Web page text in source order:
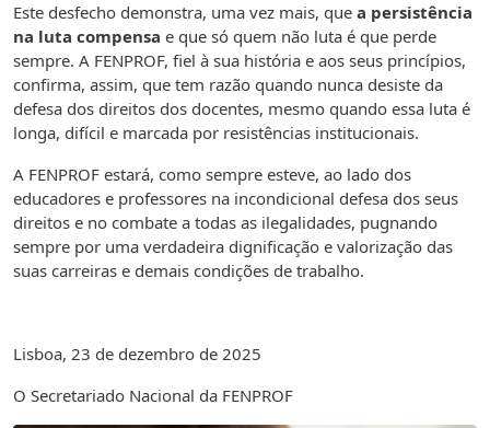
Este desfecho demonstra, uma vez mais, que a persistência
na luta compensa e que só quem não luta é que perde
sempre. A FENPROF, fiel à sua história e aos seus princípios,
confirma, assim, que tem razão quando nunca desiste da
defesa dos direitos dos docentes, mesmo quando essa luta é
longa, difícil e marcada por resistências institucionais.
A FENPROF estará, como sempre esteve, ao lado dos
educadores e professores na incondicional defesa dos seus
direitos e no combate a todas as ilegalidades, pugnando
sempre por uma verdadeira dignificação e valorização das
suas carreiras e demais condições de trabalho.
Lisboa, 23 de dezembro de 2025
O Secretariado Nacional da FENPROF